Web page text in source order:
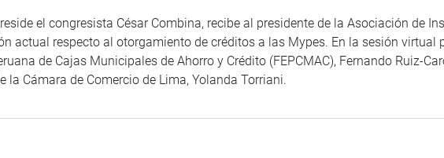
el congresista César Combina, recibe al presidente de la Asociación de
actual respecto al otorgamiento de créditos a las Mypes. En la sesión virtual
de Cajas Municipales de Ahorro y Crédito (FEPCMAC), Fernando Ruiz-
la Cámara de Comercio de Lima, Yolanda Torriani.